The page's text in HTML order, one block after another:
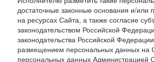
достаточные законные основания и/или
на ресурсах Сайта, а также согласие
законодательством Российской
законодательства Российской
размещением персональных данных на
персональных данных Администрацией